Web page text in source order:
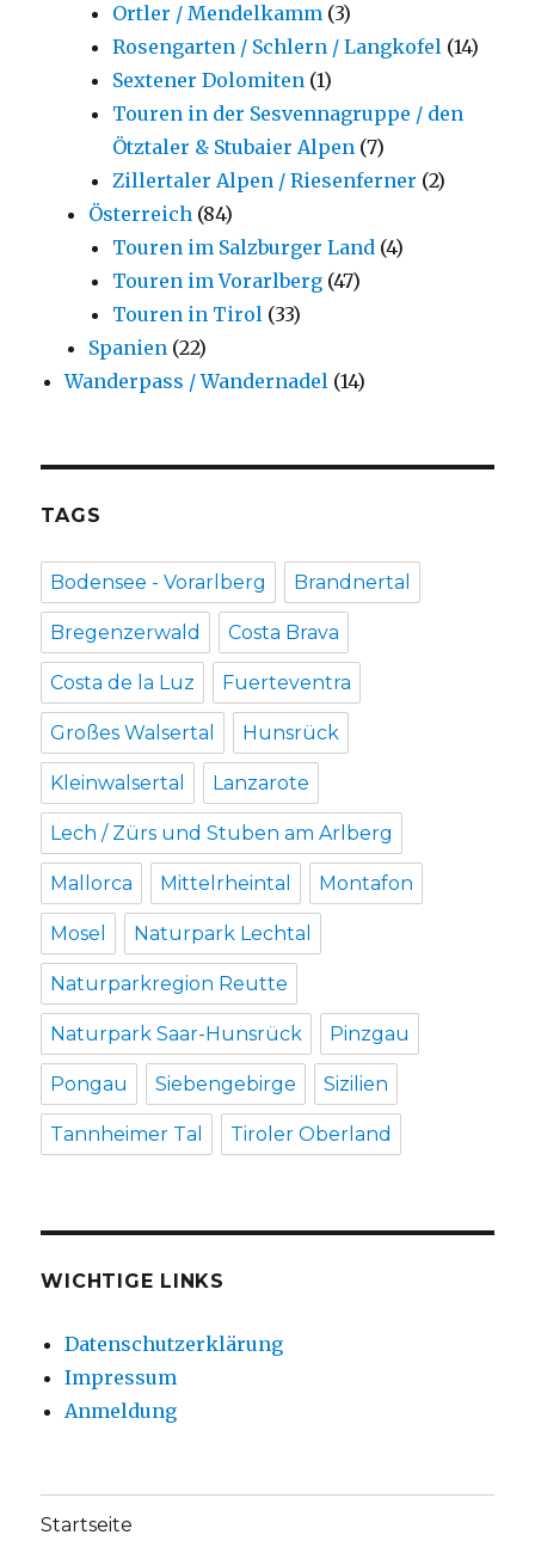
Ortler / Mendelkamm (3)
Rosengarten / Schlern / Langkofel (14)
Sextener Dolomiten (1)
Touren in der Sesvennagruppe / den
Ötztaler & Stubaier Alpen (7)
Zillertaler Alpen / Riesenferner (2)
Österreich (84)
Touren im Salzburger Land (4)
Touren im Vorarlberg (47)
Touren in Tirol (33)
Spanien (22)
Wanderpass / Wandernadel (14)
TAGS
Bodensee - Vorarlberg Brandnertal
Bregenzerwald Costa Brava
Costa de la Luz Fuerteventra
Großes Walsertal Hunsrück
Kleinwalsertal Lanzarote
Lech / Zürs und Stuben am Arlberg
Mallorca Mittelrheintal Montafon
Mosel Naturpark Lechtal
Naturparkregion Reutte
Naturpark Saar-Hunsrück Pinzgau
Pongau Siebengebirge Sizilien
Tannheimer Tal Tiroler Oberland
WICHTIGE LINKS
Datenschutzerklärung
Impressum
Anmeldung
Startseite